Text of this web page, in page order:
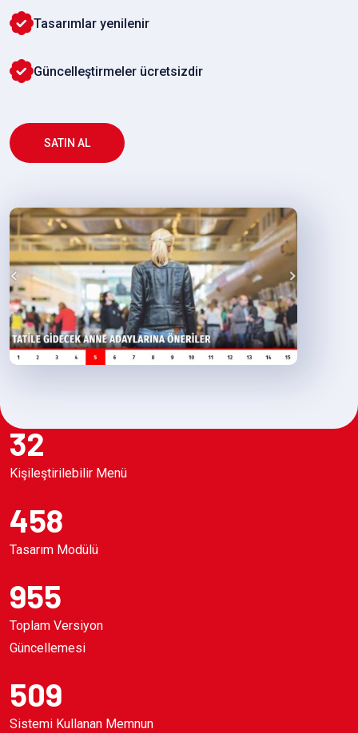
Tasarımlar yenilenir
Güncelleştirmeler ücretsizdir
SATIN AL
32
Kişileştirilebilir Menü
458
Tasarım Modülü
955
Toplam Versiyon
Güncellemesi
509
Sistemi Kullanan Memnun